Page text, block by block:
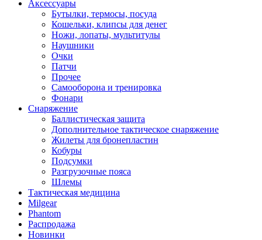
Аксессуары
Бутылки, термосы, посуда
Кошельки, клипсы для денег
Ножи, лопаты, мультитулы
Наушники
Очки
Патчи
Прочее
Самооборона и тренировка
Фонари
Снаряжение
Баллистическая защита
Дополнительное тактическое снаряжение
Жилеты для бронепластин
Кобуры
Подсумки
Разгрузочные пояса
Шлемы
Тактическая медицина
Milgear
Phantom
Распродажа
Новинки